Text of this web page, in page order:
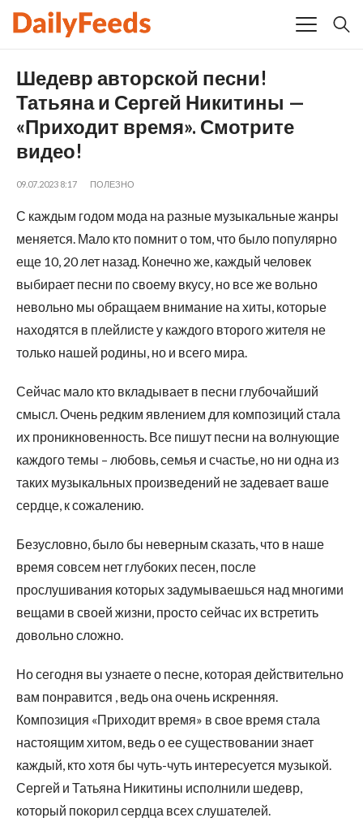
Шедевр авторской песни!
Татьяна и Сергей Никитины —
«Приходит время». Смотрите
видео!
09.07.2023 8:17 ПОЛЕЗНО
С каждым годом мода на разные музыкальные жанры
меняется. Мало кто помнит о том, что было популярно
еще 10, 20 лет назад. Конечно же, каждый человек
выбирает песни по своему вкусу, но все же вольно
невольно мы обращаем внимание на хиты, которые
находятся в плейлисте у каждого второго жителя не
только нашей родины, но и всего мира.
Сейчас мало кто вкладывает в песни глубочайший
смысл. Очень редким явлением для композиций стала
их проникновенность. Все пишут песни на волнующие
каждого темы – любовь, семья и счастье, но ни одна из
таких музыкальных произведений не задевает ваше
сердце, к сожалению.
Безусловно, было бы неверным сказать, что в наше
время совсем нет глубоких песен, после
прослушивания которых задумываешься над многими
вещами в своей жизни, просто сейчас их встретить
довольно сложно.
Но сегодня вы узнаете о песне, которая действительно
вам понравится , ведь она очень искренняя.
Композиция «Приходит время» в свое время стала
настоящим хитом, ведь о ее существовании знает
каждый, кто хотя бы чуть-чуть интересуется музыкой.
Сергей и Татьяна Никитины исполнили шедевр,
который покорил сердца всех слушателей.